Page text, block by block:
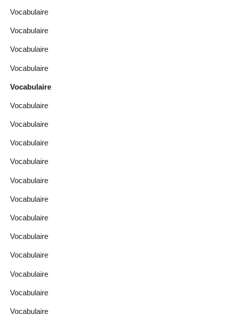
Vocabulaire
Vocabulaire
Vocabulaire
Vocabulaire
Vocabulaire
Vocabulaire
Vocabulaire
Vocabulaire
Vocabulaire
Vocabulaire
Vocabulaire
Vocabulaire
Vocabulaire
Vocabulaire
Vocabulaire
Vocabulaire
Vocabulaire